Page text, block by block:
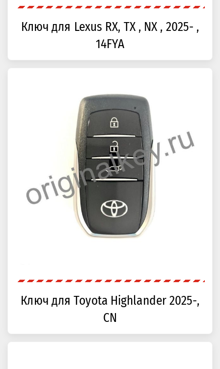
Ключ для Lexus RX, TX , NX , 2025- ,
14FYA
Ключ для Toyota Highlander 2025-,
CN